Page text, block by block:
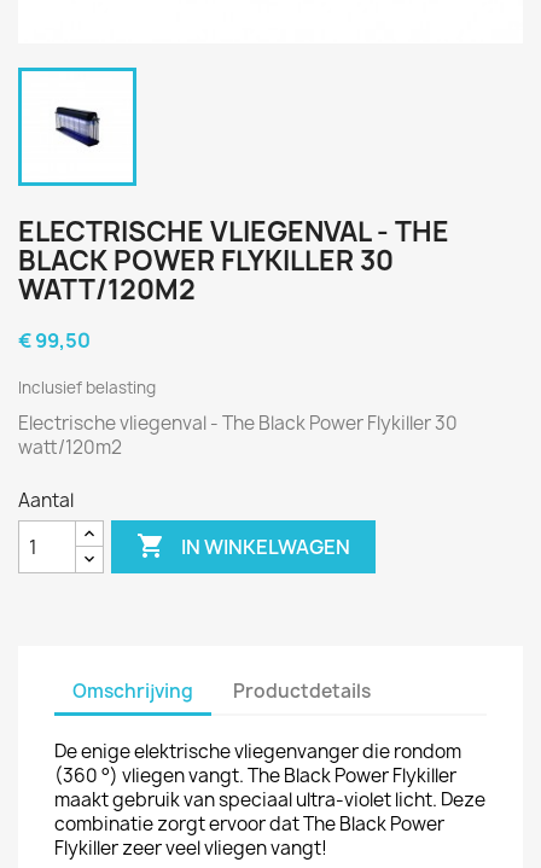
ELECTRISCHE VLIEGENVAL - THE
BLACK POWER FLYKILLER 30
WATT/120M2
€ 99,50
Inclusief belasting
Electrische vliegenval - The Black Power Flykiller 30
watt/120m2
Aantal
 IN WINKELWAGEN
Omschrijving Productdetails
De enige elektrische vliegenvanger die rondom
(360 °) vliegen vangt. The Black Power Flykiller
maakt gebruik van speciaal ultra-violet licht. Deze
combinatie zorgt ervoor dat The Black Power
Flykiller zeer veel vliegen vangt!